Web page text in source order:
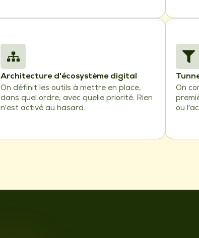
Architecture d'écosystème digital
On définit les outils à mettre en place,
dans quel ordre, avec quelle priorité. Rien
n'est activé au hasard.
On
ou